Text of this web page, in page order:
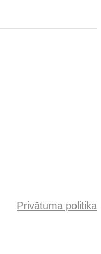
Privātuma politika